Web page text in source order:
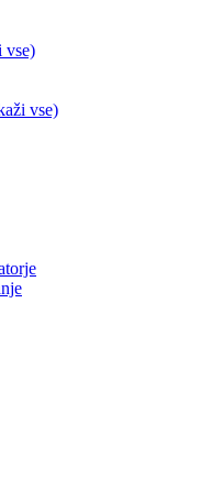
vse)
vse)